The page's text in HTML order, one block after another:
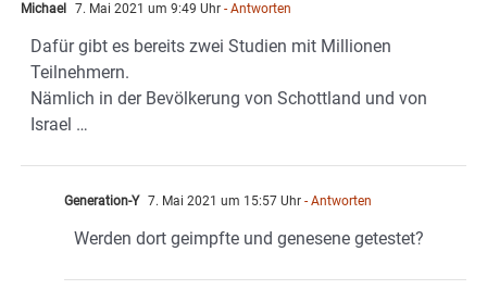
Michael 7. Mai 2021 um 9:49 Uhr - Antworten
Dafür gibt es bereits zwei Studien mit Millionen
Teilnehmern.
Nämlich in der Bevölkerung von Schottland und von
Israel …
Generation-Y 7. Mai 2021 um 15:57 Uhr - Antworten
Werden dort geimpfte und genesene getestet?